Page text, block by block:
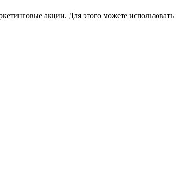
акции. Для этого можете